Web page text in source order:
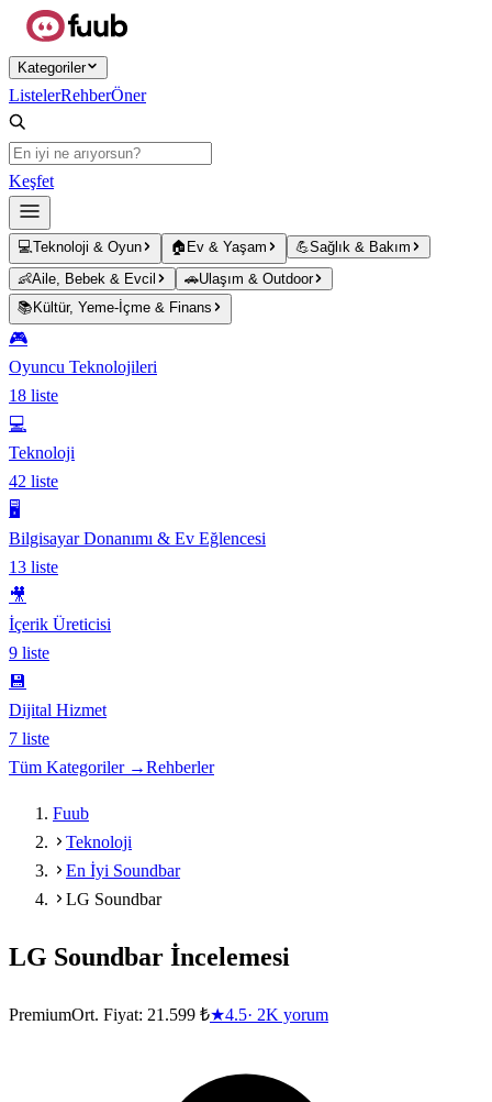
Ana içeriğe atla
Kategoriler
ListelerRehberÖner
Keşfet
💻Teknoloji & Oyun 🏠 Ev & Yaşam 💪Sağlık & Bakım
👶Aile, Bebek & Evcil 🚗Ulaşım & Outdoor
📚 Kültür, Yeme-İçme & Finans
🎮
Oyuncu Teknolojileri
18 liste
💻
Teknoloji
42 liste
🖥️
Bilgisayar Donanımı & Ev Eğlencesi
13 liste
🎥
İçerik Üreticisi
9 liste
💾
Dijital Hizmet
7 liste
Tüm Kategoriler →Rehberler
Fuub
Teknoloji
En İyi Soundbar
LG Soundbar
LG Soundbar İncelemesi
PremiumOrt. Fiyat: 21.599 ₺★4.5· 2K yorum